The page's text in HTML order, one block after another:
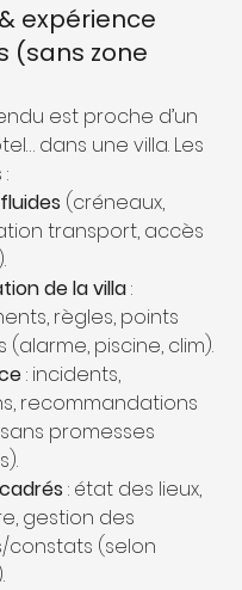
expérience
(sans zone
est proche d’un
dans une villa. Les
(créneaux,
transport, accès
de la villa :
règles, points
(alarme, piscine, clim).
: incidents,
recommandations
promesses
: état des lieux,
gestion des
constats (selon